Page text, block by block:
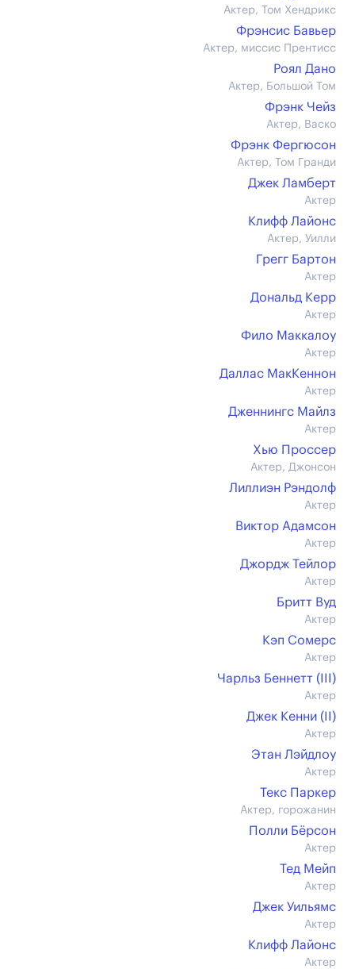
Актер, Том Хендрикс
Фрэнсис Бавьер
Актер, миссис Прентисс
Роял Дано
Актер, Большой Том
Фрэнк Чейз
Актер, Васко
Фрэнк Фергюсон
Актер, Том Гранди
Джек Ламберт
Актер
Клифф Лайонс
Актер, Уилли
Грегг Бартон
Актер
Дональд Керр
Актер
Фило Маккалоу
Актер
Даллас МакКеннон
Актер
Дженнингс Майлз
Актер
Хью Проссер
Актер, Джонсон
Лиллиэн Рэндолф
Актер
Виктор Адамсон
Актер
Джордж Тейлор
Актер
Бритт Вуд
Актер
Кэп Сомерс
Актер
Чарльз Беннетт (III)
Актер
Джек Кенни (II)
Актер
Этан Лэйдлоу
Актер
Текс Паркер
Актер, горожанин
Полли Бёрсон
Актер
Тед Мейп
Актер
Джек Уильямс
Актер
Клифф Лайонс
Актер